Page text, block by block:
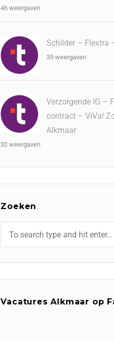
46 weergaven
Schilder – Flextra
35 weergaven
Verzorgende IG –
contract – ViVa!
Alkmaar
32 weergaven
Zoeken
Vacatures Alkmaar op